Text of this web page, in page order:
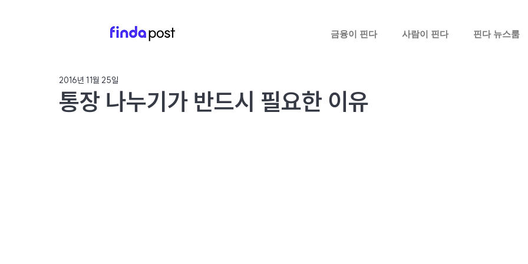
금융이 핀다 사람이 핀다 핀다 뉴스룸
통장 나누기가 반드시 필요한 이유
2016년 11월 25일